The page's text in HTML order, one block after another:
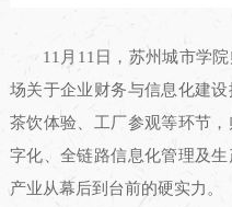
11月11日，苏州城市学
场关于企业财务与信息化建
茶饮体验、工厂参观等环节
字化、全链路信息化管理及
产业从幕后到台前的硬实力。